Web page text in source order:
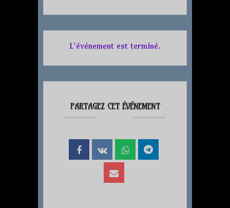
L'événement est terminé.
PARTAGEZ CET ÉVÉNEMENT